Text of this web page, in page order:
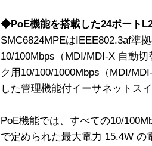
◆PoE機能を搭載した24ポート
SMC6824MPEはIEEE802.3af準
10/100Mbps（MDI/MDI-X 自動
ク用10/100/1000Mbps（MDI/
した管理機能付イーサネットス
PoE機能では、すべての10/
で定められた最大電力 15.4W